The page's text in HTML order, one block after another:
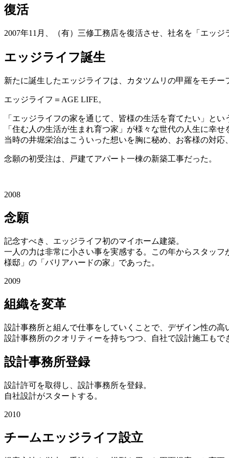
復活
2007年11月、（有）三修工務店を復活させ、社名を「エッジ
エッジライフ誕生
新たに誕生したエッジライフは、カタツムリの甲羅をモチー
エッジライフ＝AGE LIFE。
「エッジライフの家を通じて、皆様の生活を育てたい」と
「住む人の生活が生まれ育つ家」が様々な世代の人生に幸
当時の井堀栄治はこういった想いを胸に秘め、お客様の対
念願の初受注は、戸建てアパート一棟の新築工事だった。
2008
念願
記念すべき、エッジライフ初のマイホーム建築。
一人の力は非常に小さい事を実感する。この年からスタッ
様邸」の「バリアハードの家」であった。
2009
組織を変革
設計事務所と組んで仕事をしていくことで、デザイン性の
設計事務所のクオリティーを持ちつつ、自社で設計施工もで
設計事務所登録
設計許可を取得し、設計事務所を登録。
自社設計がスタートする。
2010
チームエッジライフ設立